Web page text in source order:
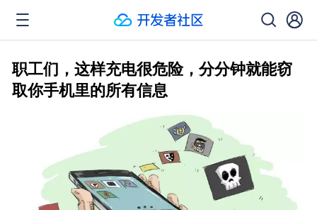
职工们，这样充电很危险，分分钟就能窃
取你手机里的所有信息